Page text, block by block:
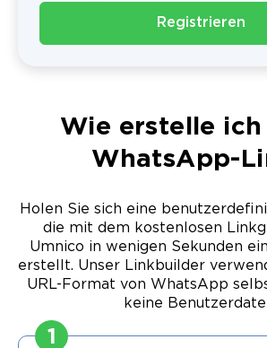
Registrieren
Wie erstelle ich
WhatsApp-
Holen Sie sich eine
die mit dem kostenlosen
Umnico in wenigen Sekunden
erstellt. Unser Linkbuilder
URL-Format von WhatsApp
keine
1